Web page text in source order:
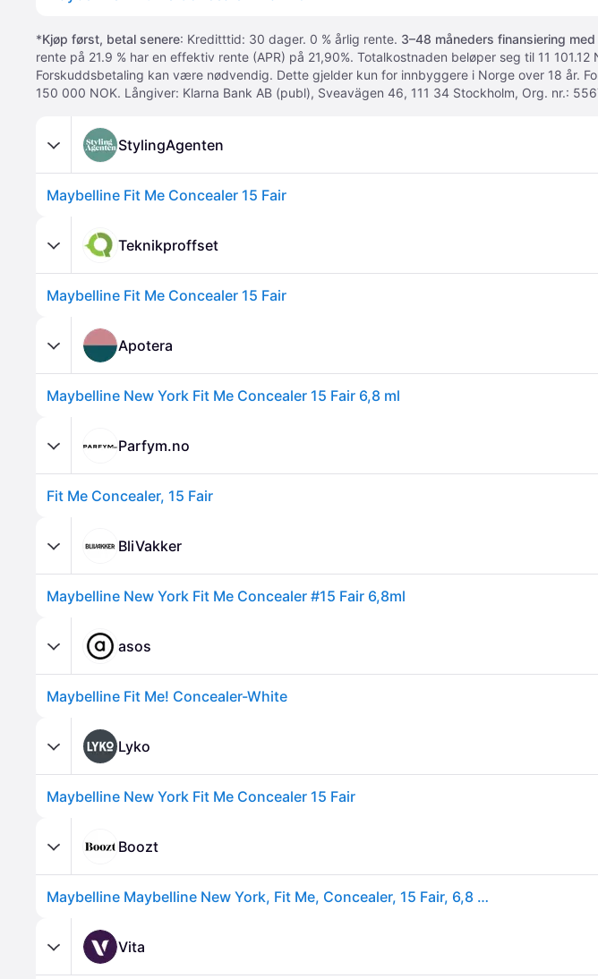
*Kjøp først, betal senere: Kreditttid: 30 dager. 0 % årlig rente. 3–48 måneders finansiering med
rente på 21.9 % har en effektiv rente (APR) på 21,90%. Totalkostnaden beløper seg til 11
Forskuddsbetaling kan være nødvendig. Dette gjelder kun for innbyggere i Norge over 18 år.
150 000 NOK. Långiver: Klarna Bank AB (publ), Sveavägen 46, 111 34 Stockholm, Org. nr.:
StylingAgenten
Maybelline Fit Me Concealer 15 Fair
Teknikproffset
Maybelline Fit Me Concealer 15 Fair
Apotera
Maybelline New York Fit Me Concealer 15 Fair 6,8 ml
Parfym.no
Fit Me Concealer, 15 Fair
BliVakker
Maybelline New York Fit Me Concealer #15 Fair 6,8ml
asos
Maybelline Fit Me! Concealer-White
Lyko
Maybelline New York Fit Me Concealer 15 Fair
Boozt
Maybelline Maybelline New York, Fit Me, Concealer, 15 Fair, 6,8 Ml - 6.8 ML
Vita